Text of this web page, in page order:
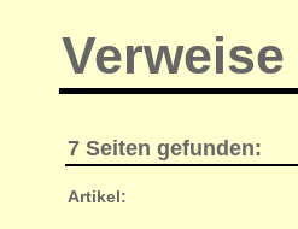
7 Seiten gefunden:
Artikel: